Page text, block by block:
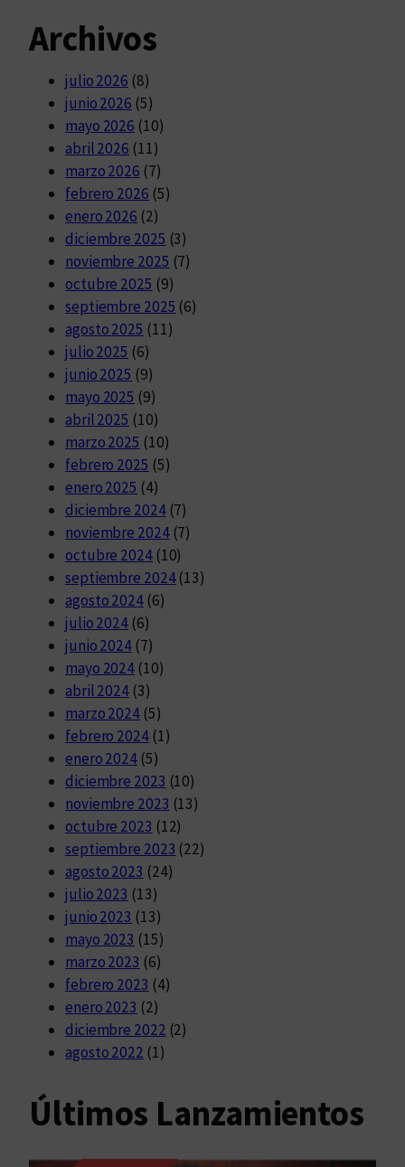
Archivos
julio 2026 (8)
junio 2026 (5)
mayo 2026 (10)
abril 2026 (11)
marzo 2026 (7)
febrero 2026 (5)
enero 2026 (2)
diciembre 2025 (3)
noviembre 2025 (7)
octubre 2025 (9)
septiembre 2025 (6)
agosto 2025 (11)
julio 2025 (6)
junio 2025 (9)
mayo 2025 (9)
abril 2025 (10)
marzo 2025 (10)
febrero 2025 (5)
enero 2025 (4)
diciembre 2024(7)
noviembre 2024(7)
octubre 2024(10)
septiembre 2024(13)
agosto 2024(6)
julio 2024 (6)
junio 2024 (7)
mayo 2024 (10)
abril 2024 (3)
marzo 2024 (5)
febrero 2024(1)
enero 2024 (5)
diciembre 2023 (10)
noviembre 2023 (13)
octubre 2023 (12)
septiembre 2023 (22)
agosto 2023 (24)
julio 2023 (13)
junio 2023 (13)
mayo 2023 (15)
marzo 2023 (6)
febrero 2023 (4)
enero 2023 (2)
diciembre 2022 (2)
agosto 2022 (1)
Últimos Lanzamientos